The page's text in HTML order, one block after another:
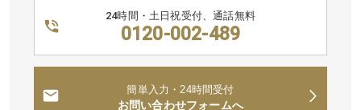
24時間・土日祝受付、通話無料
0120-002-489
簡単入力・24時間受付
お問い合わせフォームへ